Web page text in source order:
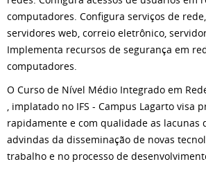
computadores. Configura serviços de
servidores web, correio eletrônico,
Implementa recursos de segurança em
computadores.
O Curso de Nível Médio Integrado em
, implatado no IFS - Campus Lagarto visa
rapidamente e com qualidade as lacunas
advindas da disseminação de novas
trabalho e no processo de